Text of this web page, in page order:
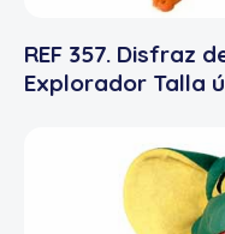
REF 357. Disfraz
Explorador Talla